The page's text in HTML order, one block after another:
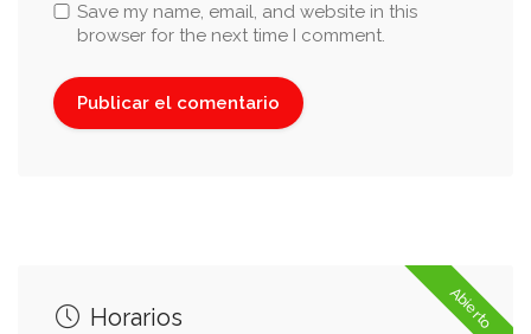
Save my name, email, and website in this
browser for the next time I comment.
Abierto
Horarios